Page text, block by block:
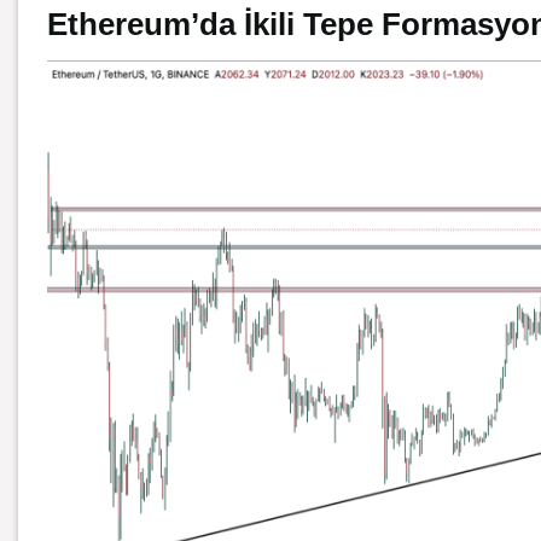
Ethereum’da İkili Tepe